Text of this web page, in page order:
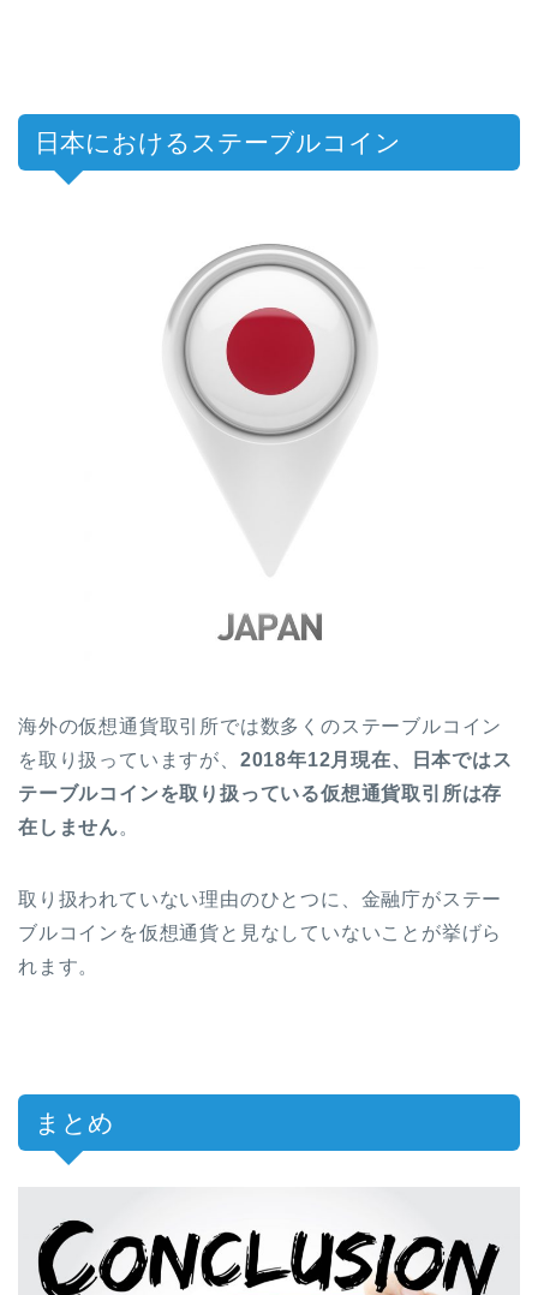
日本におけるステーブルコイン
海外の仮想通貨取引所では数多くのステーブルコイン
を取り扱っていますが、 2018年12月現在、日本ではス
テーブルコインを取り扱っている仮想通貨取引所は存
在しません。
取り扱われていない理由のひとつに、金融庁がステー
ブルコインを仮想通貨と見なしていないことが挙げら
れます。
まとめ